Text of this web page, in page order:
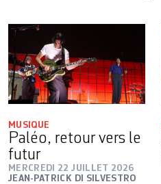
MUSIQUE
Paléo, retour vers le
futur
MERCREDI 22 JUILLET 2026
JEAN-PATRICK DI SILVESTRO